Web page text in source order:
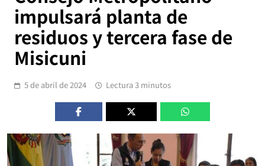
impulsará planta de
residuos y tercera fase de
Misicuni
5 de abril de 2024 Lectura 3 minutos